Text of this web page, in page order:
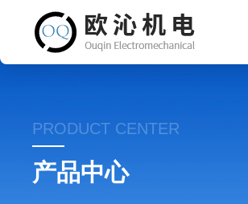
PRODUCT CENTER
产品中心